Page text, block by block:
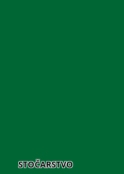
STOČARSTVO